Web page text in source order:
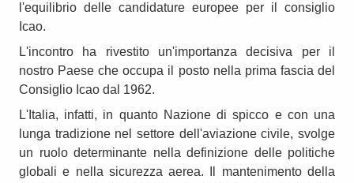
l'equilibrio delle candidature europee per il consiglio
Icao.
L'incontro ha rivestito un'importanza decisiva per il
nostro Paese che occupa il posto nella prima fascia del
Consiglio Icao dal 1962.
L'Italia, infatti, in quanto Nazione di spicco e con una
lunga tradizione nel settore dell'aviazione civile, svolge
un ruolo determinante nella definizione delle politiche
globali e nella sicurezza aerea. Il mantenimento della